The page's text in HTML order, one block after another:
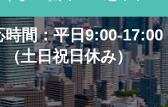
時間：平日9:00-17:00
（土日祝日休み）